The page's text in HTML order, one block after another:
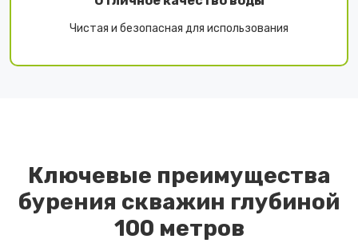
Чистая и безопасная для использования
Ключевые преимущества
бурения скважин глубиной
100 метров